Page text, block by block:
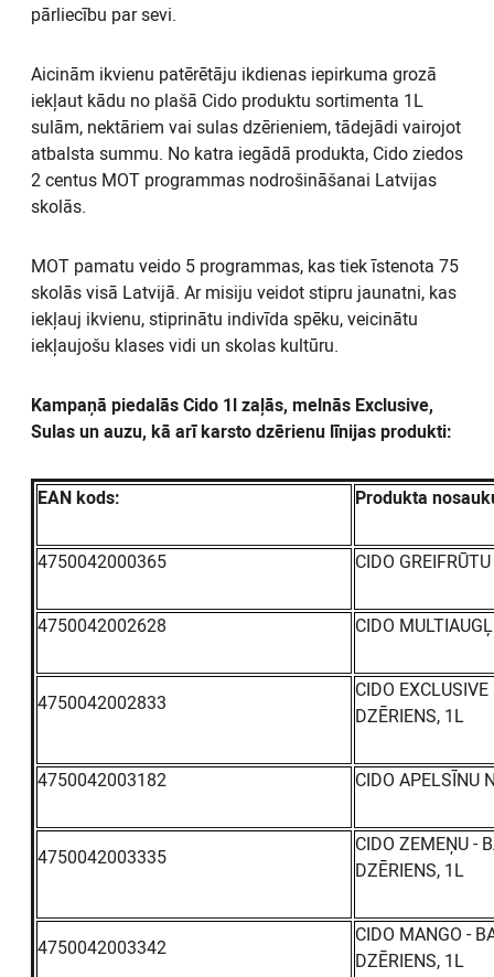
pārliecību par sevi.
Aicinām ikvienu patērētāju ikdienas iepirkuma grozā
iekļaut kādu no plašā Cido produktu sortimenta 1L
sulām, nektāriem vai sulas dzērieniem, tādejādi vairojot
atbalsta summu. No katra iegādā produkta, Cido ziedos
2 centus MOT programmas nodrošināšanai Latvijas
skolās.
MOT pamatu veido 5 programmas, kas tiek īstenota 75
skolās visā Latvijā. Ar misiju veidot stipru jaunatni, kas
iekļauj ikvienu, stiprinātu indivīda spēku, veicinātu
iekļaujošu klases vidi un skolas kultūru.
Kampaņā piedalās Cido 1l zaļās, melnās Exclusive,
Sulas un auzu, kā arī karsto dzērienu līnijas produkti:
EAN kods: Produkta
4750042000365 CIDO
4750042002628 CIDO
4750042002833
CIDO
DZĒRIENS, 1L
4750042003182 CIDO APELSĪNU
4750042003335
CIDO ZEMEŅU -
DZĒRIENS, 1L
4750042003342
CIDO MANGO -
DZĒRIENS, 1L